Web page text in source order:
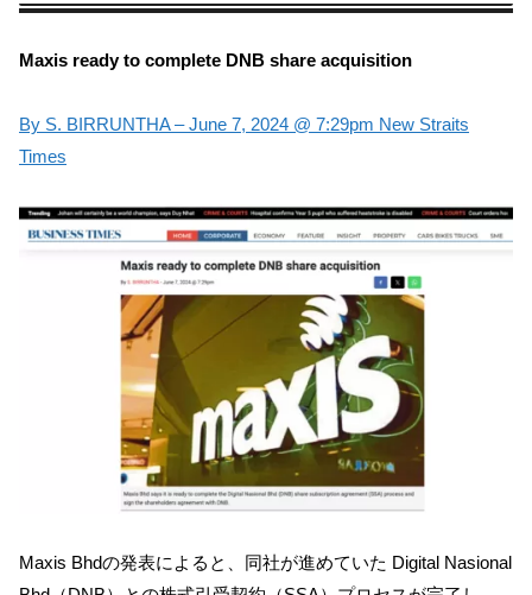
Maxis ready to complete DNB share acquisition
By S. BIRRUNTHA – June 7, 2024 @ 7:29pm New Straits
Times
Maxis Bhdの発表によると、同社が進めていた Digital Nasional